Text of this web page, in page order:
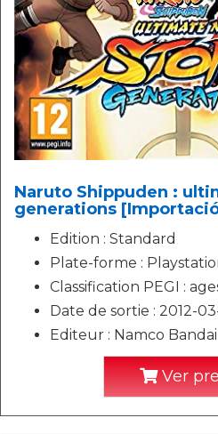
Naruto Shippuden :
generations
Edition : Standard
Plate-forme :
Classification PEGI :
Date de sortie : 2012-
Editeur : Namco Bandai
Ver